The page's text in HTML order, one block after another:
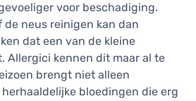
voor beschadiging.
neus reinigen kan dan
dat een van de kleine
Allergici kennen dit maar al te
brengt niet alleen
bloedingen die erg